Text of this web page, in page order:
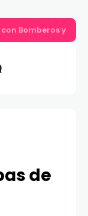
Bomberos y
de